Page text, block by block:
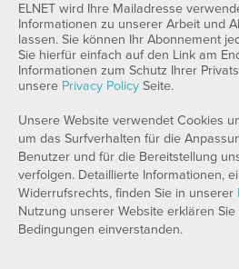
ELNET wird Ihre Mailadresse
Informationen zu unserer Arbeit und
lassen. Sie können Ihr Abonnement
Sie hierfür einfach auf den Link am
Informationen zum Schutz Ihrer
unsere Privacy Policy Seite.
Unsere Website verwendet Cookies
um das Surfverhalten für die
Benutzer und für die Bereitstellung
verfolgen. Detaillierte Informationen,
Widerrufsrechts, finden Sie in unserer
Nutzung unserer Website erklären
Bedingungen einverstanden.